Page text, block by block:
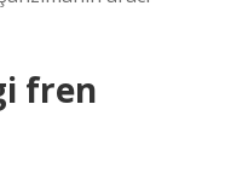
fren